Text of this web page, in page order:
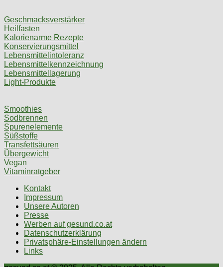
Geschmacksverstärker
Heilfasten
Kalorienarme Rezepte
Konservierungsmittel
Lebensmittelintoleranz
Lebensmittelkennzeichnung
Lebensmittellagerung
Light-Produkte
Smoothies
Sodbrennen
Spurenelemente
Süßstoffe
Transfettsäuren
Übergewicht
Vegan
Vitaminratgeber
Kontakt
Impressum
Unsere Autoren
Presse
Werben auf gesund.co.at
Datenschutzerklärung
Privatsphäre-Einstellungen ändern
Links